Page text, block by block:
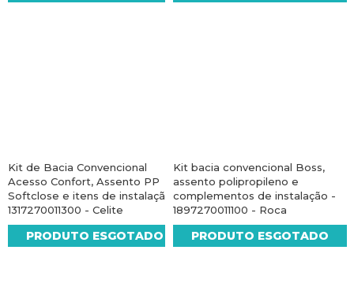
Kit de Bacia Convencional
Acesso Confort, Assento PP
Softclose e itens de instalação -
1317270011300 - Celite
PRODUTO ESGOTADO
Kit bacia convencional Boss,
assento polipropileno e
complementos de instalação -
1897270011100 - Roca
PRODUTO ESGOTADO